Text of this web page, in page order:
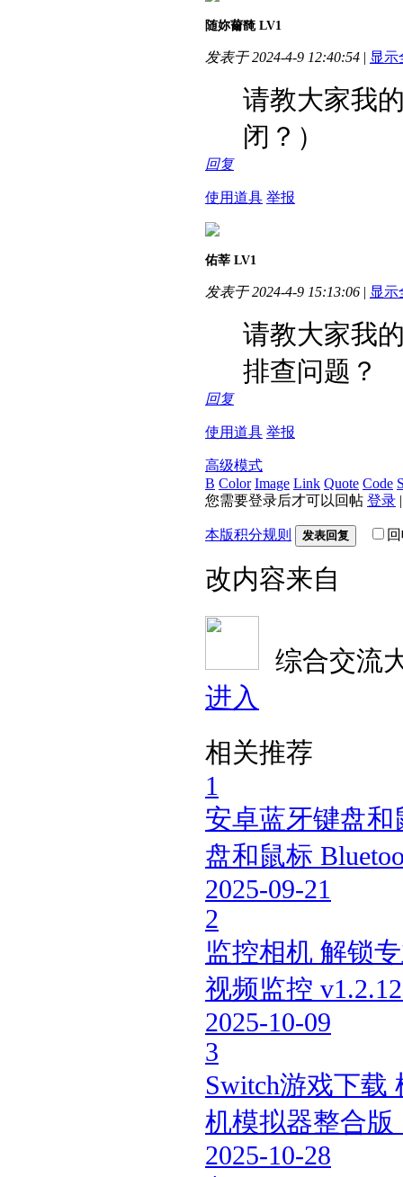
随妳薾馣 LV1
发表于 2024-4-9 12:40:54 | 显示
请教大家我
闭？）
回复
使用道具 举报
佑莘 LV1
发表于 2024-4-9 15:13:06 | 显示
请教大家我
排查问题？
回复
使用道具 举报
高级模式
B Color Image Link Quote Code
您需要登录后才可以回帖 登录
本版积分规则 发表回复
改内容来自
综合交流
进入
相关推荐
1
安卓蓝牙键盘和
盘和鼠标
2025-09-21
2
监控相机 解锁
视频监控
2025-10-09
3
Switch游戏下载
机模拟器整合版
2025-10-28